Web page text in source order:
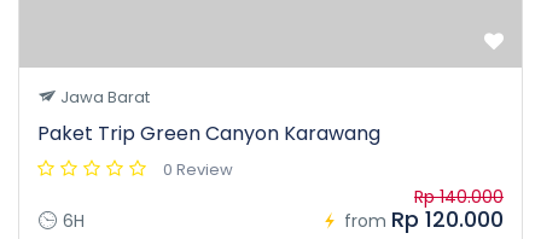
Jawa Barat
Paket Trip Green Canyon Karawang
0 Review
6H from
Rp 140.000
Rp 120.000